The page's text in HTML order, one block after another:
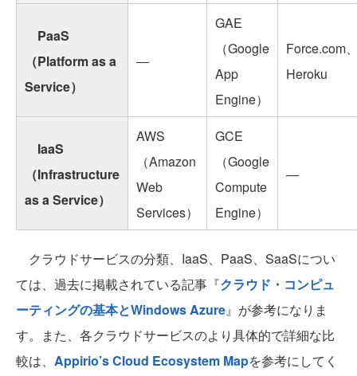
PaaS
（Platform as a
Service）
―
GAE
（Google
App
Engine）
Force.com
Heroku
IaaS
（Infrastructure
as a Service）
AWS
（Amazon
Web
Services）
GCE
（Google
Compute
Engine）
―
クラウドサービスの分類、IaaS、PaaS、SaaSについ
ては、過去に掲載されている記事『クラウド・コンピュ
ーティングの基本とWindows Azure』が参考になりま
す。また、各クラウドサービスのより具体的で詳細な比
較は、 Appirio’s Cloud Ecosystem Mapを参考にしてく